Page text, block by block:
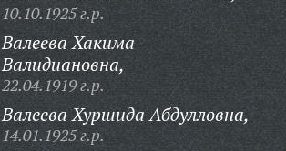
10.10.1925 г.р.
Валеева Хакима
Валидиановна,
22.04.1919 г.р.
Валеева Хуршида Абдулловна,
14.01.1925 г.р.